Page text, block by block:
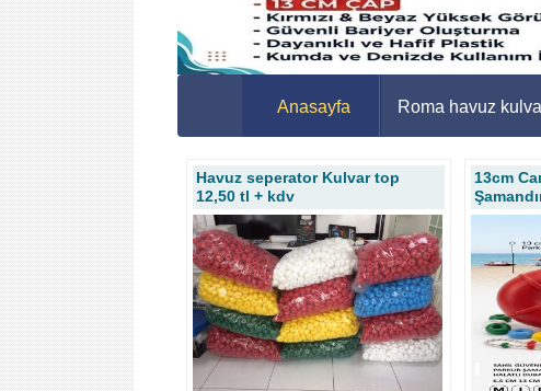
Anasayfa Roma havuz
Havuz seperator Kulvar top
12,50 tl + kdv
13cm